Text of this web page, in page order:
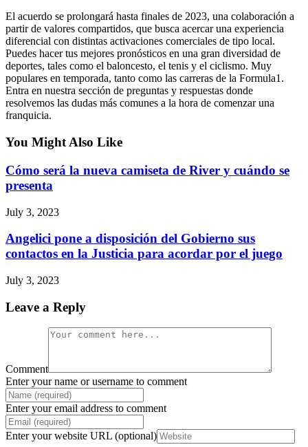
El acuerdo se prolongará hasta finales de 2023, una colaboración a
partir de valores compartidos, que busca acercar una experiencia
diferencial con distintas activaciones comerciales de tipo local.
Puedes hacer tus mejores pronósticos en una gran diversidad de
deportes, tales como el baloncesto, el tenis y el ciclismo. Muy
populares en temporada, tanto como las carreras de la Formula1.
Entra en nuestra sección de preguntas y respuestas donde
resolvemos las dudas más comunes a la hora de comenzar una
franquicia.
You Might Also Like
Cómo será la nueva camiseta de River y cuándo se
presenta
July 3, 2023
Angelici pone a disposición del Gobierno sus
contactos en la Justicia para acordar por el juego
July 3, 2023
Leave a Reply
Comment
Enter your name or username to comment
Enter your email address to comment
Enter your website URL (optional)